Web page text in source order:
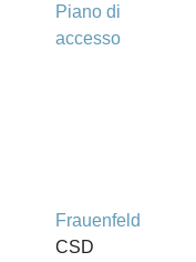
Piano di
accesso
Frauenfeld
CSD